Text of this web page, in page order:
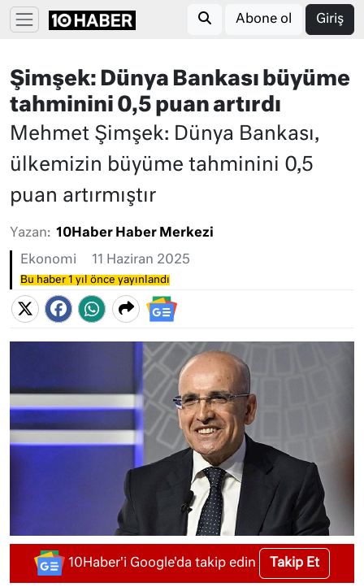
Abone ol Giriş
Şimşek: Dünya Bankası büyüme
tahminini 0,5 puan artırdı
Mehmet Şimşek: Dünya Bankası,
ülkemizin büyüme tahminini 0,5
puan artırmıştır
Yazan: 10Haber Haber Merkezi
Ekonomi 11 Haziran 2025
Bu haber 1 yıl önce yayınlandı
10Haber'i Google'da takip edin Takip Et